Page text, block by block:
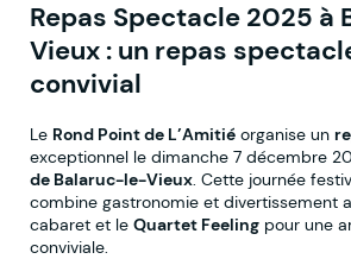
Repas Spectacle 2025 à
Vieux : un repas
convivial
Le Rond Point de L’Amitié organise un
exceptionnel le dimanche 7 décembre
de Balaruc-le-Vieux . Cette journée
combine gastronomie et divertissement
cabaret et le Quartet Feeling pour une
conviviale.